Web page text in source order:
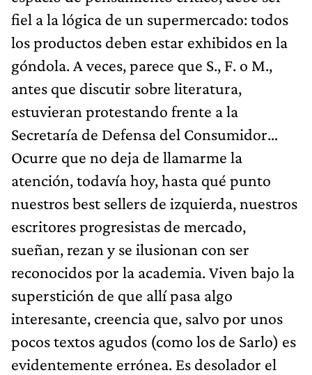
fiel a la lógica de un supermercado: todos
los productos deben estar exhibidos en la
góndola. A veces, parece que S., F. o M.,
antes que discutir sobre literatura,
estuvieran protestando frente a la
Secretaría de Defensa del Consumidor…
Ocurre que no deja de llamarme la
atención, todavía hoy, hasta qué punto
nuestros best sellers de izquierda, nuestros
escritores progresistas de mercado,
sueñan, rezan y se ilusionan con ser
reconocidos por la academia. Viven bajo la
superstición de que allí pasa algo
interesante, creencia que, salvo por unos
pocos textos agudos (como los de Sarlo) es
evidentemente errónea. Es desolador el